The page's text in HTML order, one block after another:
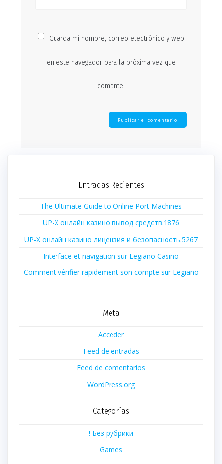
Guarda mi nombre, correo electrónico y web
en este navegador para la próxima vez que
comente.
Entradas Recientes
The Ultimate Guide to Online Port Machines
UP-X онлайн казино вывод средств.1876
UP-X онлайн казино лицензия и безопасность.5267
Interface et navigation sur Legiano Casino
Comment vérifier rapidement son compte sur Legiano
Meta
Acceder
Feed de entradas
Feed de comentarios
WordPress.org
Categorías
! Без рубрики
Games